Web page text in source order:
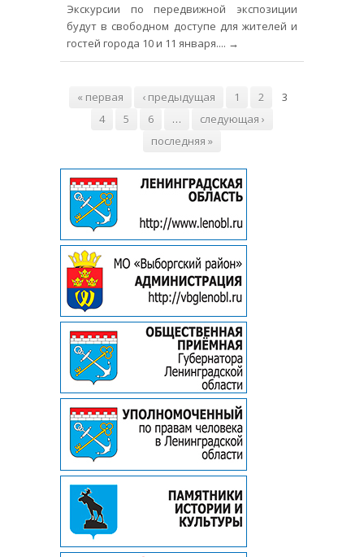
Экскурсии по передвижной экспозиции
будут в свободном доступе для жителей и
гостей города 10 и 11 января.... →
Страницы
« первая ‹ предыдущая 1 2
3
4
5 6 …
следующая ›
последняя »